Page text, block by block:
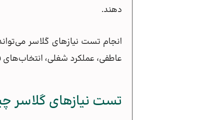
دهند.
انجام تست نیازهای گلاسر
عاطفی، عملکرد شغلی، انتخاب‌های
تست نیازهای گلاسر